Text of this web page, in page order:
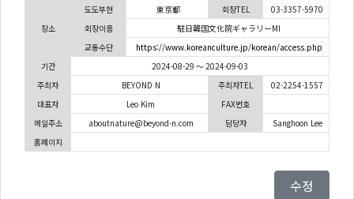
장소
도도부현 東京都 회장TEL
03-3357-5970
회장이름
駐日韓国文化院ギャラリーMI
교통수단
https://www.koreanculture.jp/korean/access.php
기간
2024-08-29 ～ 2024-09-03
주최자
BEYOND N 주최자TEL
02-2254-1557
대표자
Leo Kim
FAX번호
메일주소
aboutnature@beyond-n.com 담당자
Sanghoon Lee
홈페이지
수정